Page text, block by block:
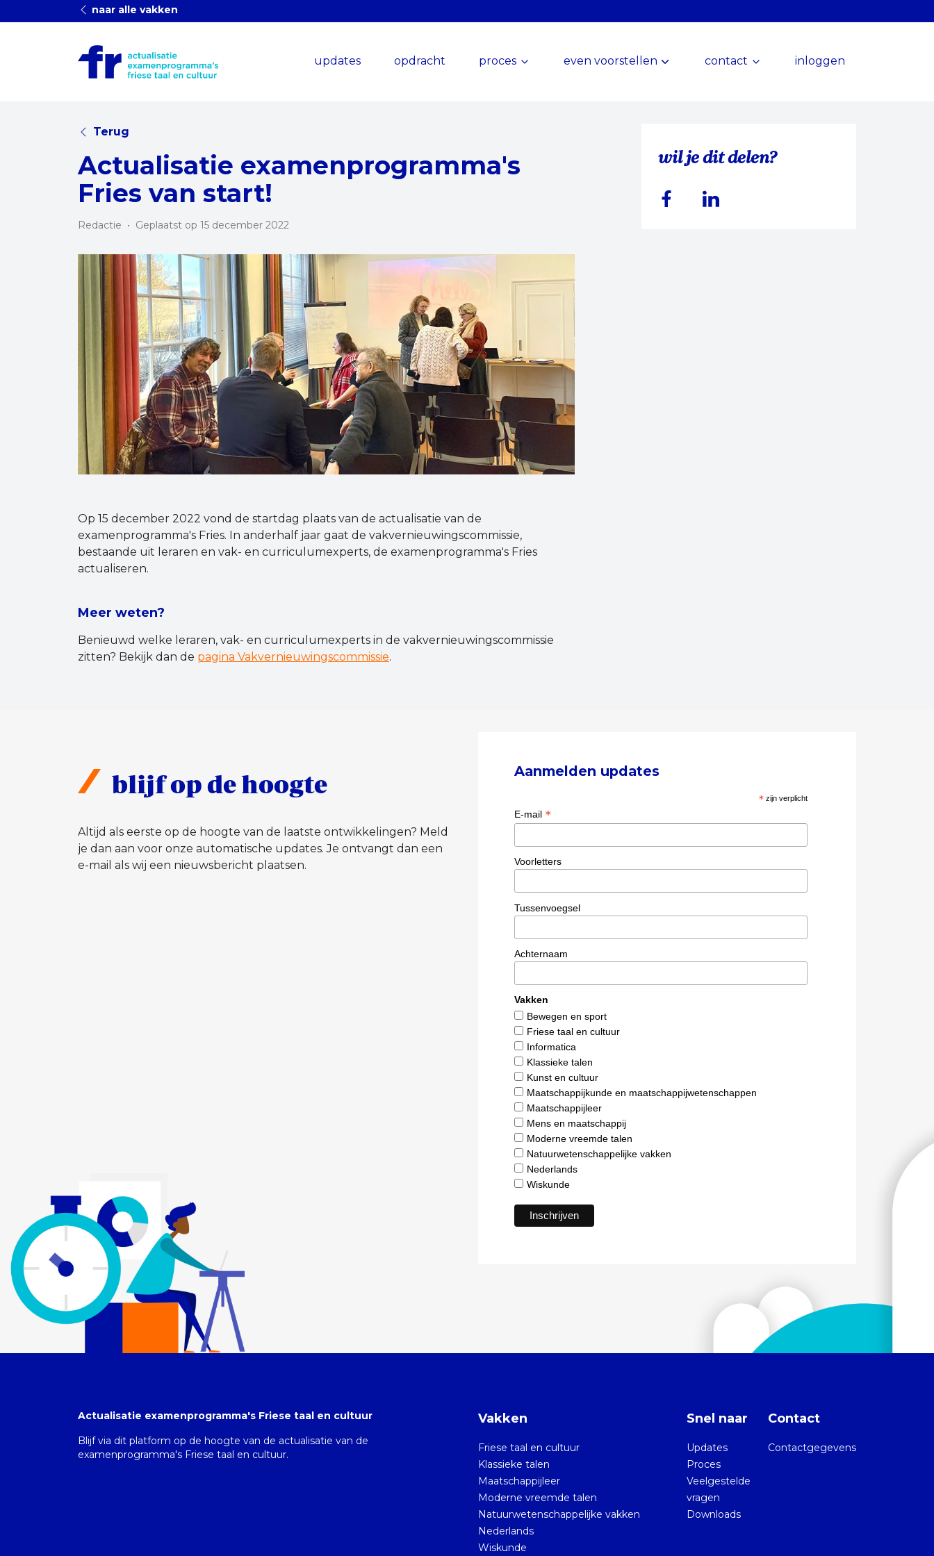
naar alle vakken
updates opdracht proces even voorstellen contact inloggen
Terug
Actualisatie examenprogramma's
Fries van start!
Redactie • Geplaatst op 15 december 2022
Op 15 december 2022 vond de startdag plaats van de actualisatie van de
examenprogramma's Fries. In anderhalf jaar gaat de vakvernieuwingscommissie,
bestaande uit leraren en vak- en curriculumexperts, de examenprogramma's Fries
actualiseren.
Meer weten?
Benieuwd welke leraren, vak- en curriculumexperts in de vakvernieuwingscommissie
zitten? Bekijk dan de pagina Vakvernieuwingscommissie.
wil je dit delen?
blijf op de hoogte
Altijd als eerste op de hoogte van de laatste ontwikkelingen? Meld
je dan aan voor onze automatische updates. Je ontvangt dan een
e-mail als wij een nieuwsbericht plaatsen.
Aanmelden updates
* zijn verplicht
E-mail *
Voorletters
Tussenvoegsel
Achternaam
Vakken
Bewegen en sport
Friese taal en cultuur
Informatica
Klassieke talen
Kunst en cultuur
Maatschappijkunde en maatschappijwetenschappen
Maatschappijleer
Mens en maatschappij
Moderne vreemde talen
Natuurwetenschappelijke vakken
Nederlands
Wiskunde
Actualisatie examenprogramma's Friese taal en cultuur
Blijf via dit platform op de hoogte van de actualisatie van de
examenprogramma's Friese taal en cultuur.
Vakken
Friese taal en cultuur
Klassieke talen
Maatschappijleer
Moderne vreemde talen
Natuurwetenschappelijke vakken
Nederlands
Wiskunde
Snel naar
Updates
Proces
Veelgestelde
vragen
Downloads
Contact
Contactgegevens